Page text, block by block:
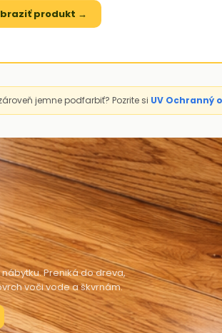
produkt →
jemne podfarbiť? Pozrite si UV Ochranný
Preniká do dreva,
voči vode a škvrnám.